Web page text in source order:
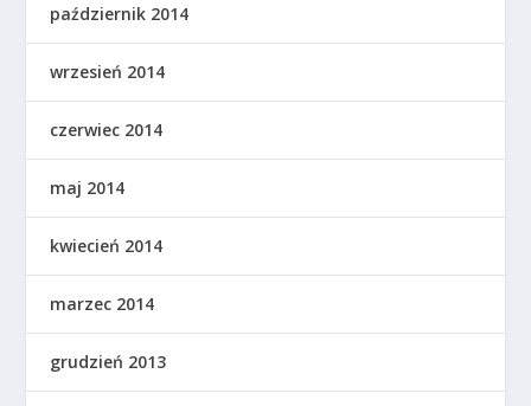
październik 2014
wrzesień 2014
czerwiec 2014
maj 2014
kwiecień 2014
marzec 2014
grudzień 2013